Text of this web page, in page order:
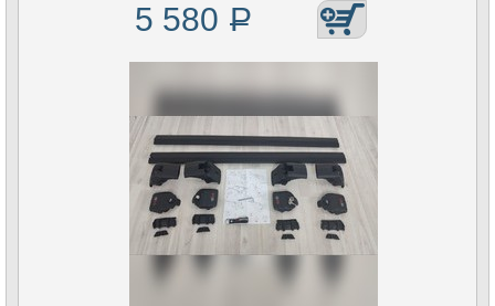
5 580 Р